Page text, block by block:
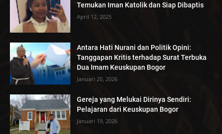
Temukan Iman Katolik dan Siap Dibaptis
April 12, 2025
Antara Hati Nurani dan Politik Opini:
Tanggapan Kritis terhadap Surat Terbuka
Dua Imam Keuskupan Bogor
Januari 20, 2026
Gereja yang Melukai Dirinya Sendiri:
Pelajaran dari Keuskupan Bogor
Januari 19, 2026